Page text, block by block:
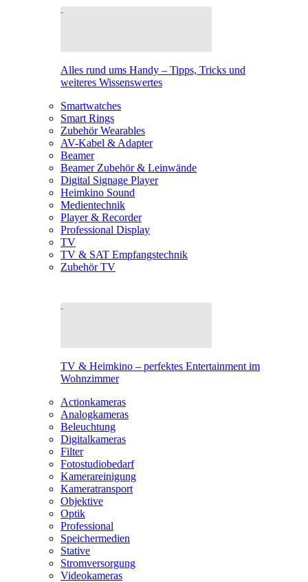
Alles rund ums Handy – Tipps, Tricks und
weiteres Wissenswertes
Smartwatches
Smart Rings
Zubehör Wearables
AV-Kabel & Adapter
Beamer
Beamer Zubehör & Leinwände
Digital Signage Player
Heimkino Sound
Medientechnik
Player & Recorder
Professional Display
TV
TV & SAT Empfangstechnik
Zubehör TV
TV & Heimkino – perfektes Entertainment im
Wohnzimmer
Actionkameras
Analogkameras
Beleuchtung
Digitalkameras
Filter
Fotostudiobedarf
Kamerareinigung
Kameratransport
Objektive
Optik
Professional
Speichermedien
Stative
Stromversorgung
Videokameras